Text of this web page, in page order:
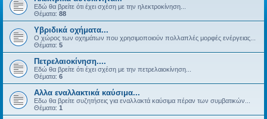
Εδώ θα βρείτε ότι έχει σχέση με την ηλεκτροκίνηση...
Θέματα: 88
Υβριδικά οχήματα...
Ο χώρος των οχημάτων που χρησιμοποιούν πολλαπλές μορφές ενέργειας...
Θέματα: 5
Πετρελαιοκίνηση....
Εδώ θα βρείτε ότι έχει σχέση με την πετρελαιοκίνηση...
Θέματα: 6
Αλλα εναλλακτικά καύσιμα...
Εδω θα βρείτε συζητήσεις για εναλλακτά καύσιμα πέραν των συμβατικών...
Θέματα: 1